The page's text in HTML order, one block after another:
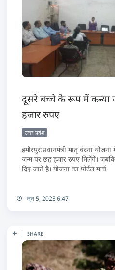
दूसरे बच्चे के रूप में कन्या
हजार रुपए
उत्तर प्रदेश
हमीरपुर:प्रधानमंत्री मातृ वंदना
जन्म पर छह हजार रुपए मिलेंगे।
दिए जाते है। योजना का पोर्टल मार्च
जून 5, 2023 6:47
SHARE